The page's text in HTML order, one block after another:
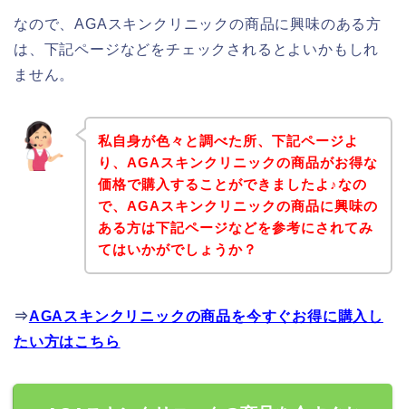
なので、AGAスキンクリニックの商品に興味のある方
は、下記ページなどをチェックされるとよいかもしれ
ません。
私自身が色々と調べた所、下記ページよ
り、AGAスキンクリニックの商品がお得な
価格で購入することができましたよ♪なの
で、AGAスキンクリニックの商品に興味の
ある方は下記ページなどを参考にされてみ
てはいかがでしょうか？
⇒AGAスキンクリニックの商品を今すぐお得に購入し
たい方はこちら